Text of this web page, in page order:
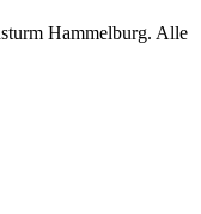
Hammelburg. Alle